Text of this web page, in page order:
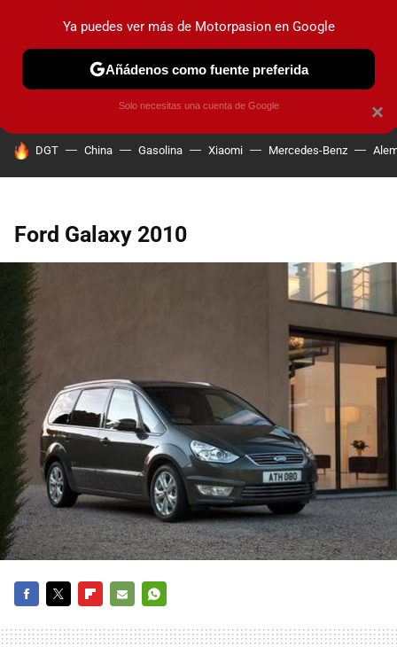
PRUEBAS COCHES ELÉCTRICOS OBSERVATORIO
HOY SE HABLA DE
DGT China Gasolina Xiaomi Mercedes-Benz
Ford Galaxy 2010
MAIL
×
Ya puedes ver más de Motorpasion en Google
Añádenos como fuente preferida
Solo necesitas una cuenta de Google